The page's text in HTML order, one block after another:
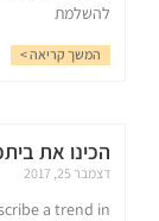
להשלמת
המשך קריאה >
הכינו את
דצמבר 25, 2017
a trend in